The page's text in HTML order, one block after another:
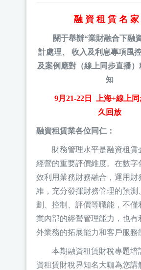
融 資 租 賃 名 家
關于舉辦“業財融合下融
計處理、 收入及利息專項風
及案例應對（線上同步直播）
知
9月21-22日 上海+線上
久回放
融資租賃業各位同仁：
財務管理水平是融資租賃
經營的重要評價維度。在數字
效利用業務財務融合，運用財
維，充分發揮財務管理的預測
劃、控制、評價等職能，不僅
業內部的經營管理能力，也有
外業務的拓展能力和客戶服務
本期融資租賃財稅專題培
資租賃財稅界知名大咖為您講